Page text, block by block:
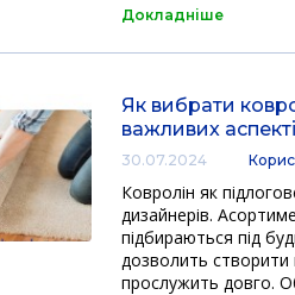
Докладніше
Як вибрати
важливих
30.07.2024
Ковролін як
дизайнерів.
підбираються під
дозволить створити
прослужить довго.